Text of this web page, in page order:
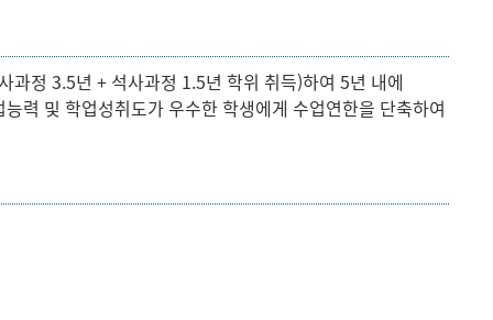
과정 3.5년 + 석사과정 1.5년 학위 취득)하여 5년 내에
력 및 학업성취도가 우수한 학생에게 수업연한을 단축하여